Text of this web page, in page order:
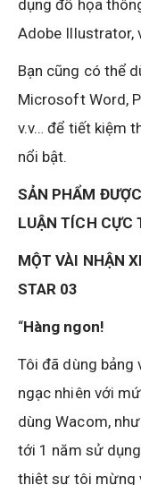
dụng đồ họa
Adobe Illustrator,
Bạn cũng có thể
Microsoft Word,
v.v… để tiết kiệm
nổi bật.
SẢN PHẨM
LUẬN TÍCH CỰC
MỘT VÀI NHẬN
STAR 03
“Hàng ngon!
Tôi đã dùng bảng
ngạc nhiên với
dùng Wacom,
tới 1 năm sử
thiệt sự tôi mừng